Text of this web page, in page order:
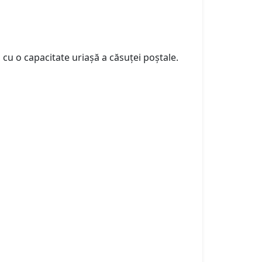
o capacitate uriașă a căsuței poștale.